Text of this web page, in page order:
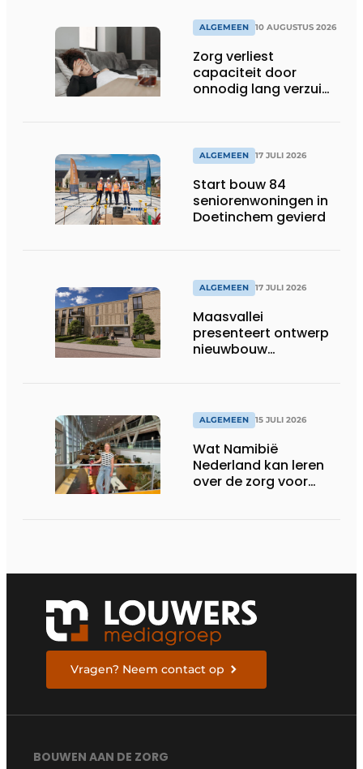
ALGEMEEN 10 AUGUSTUS 2026
Zorg verliest
capaciteit door
onnodig lang verzuim:
ALGEMEEN 17 JULI 2026
Start bouw 84
seniorenwoningen in
Doetinchem gevierd
ALGEMEEN 17 JULI 2026
Maasvallei
presenteert ontwerp
nieuwbouw
ALGEMEEN 15 JULI 2026
Wat Namibië
Nederland kan leren
over de zorg voor
Vragen? Neem contact op
BOUWEN AAN DE ZORG